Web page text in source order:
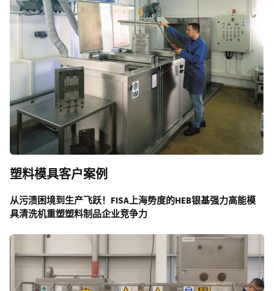
塑料模具客户案例
从污渍困境到生产飞跃！ FISA上海势度的HEB银基强力高能模
具清洗机重塑塑料制品企业竞争力